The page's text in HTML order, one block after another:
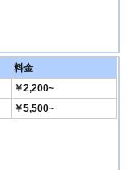
料金
￥2,200~
￥5,500~